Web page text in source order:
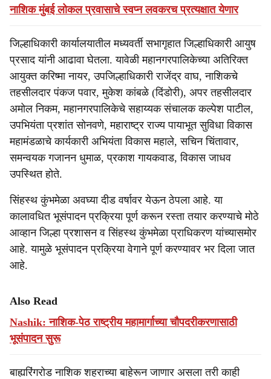
नाशिक मुंबई लोकल प्रवासाचे स्वप्न लवकरच प्रत्यक्षात येणार
जिल्हाधिकारी कार्यालयातील मध्यवर्ती सभागृहात जिल्हाधिकारी आयुष
प्रसाद यांनी आढावा घेतला. यावेळी महानगरपालिकेच्या अतिरिक्त
आयुक्त करिष्मा नायर, उपजिल्हाधिकारी राजेंद्र वाघ, नाशिकचे
तहसीलदार पंकज पवार, मुकेश कांबळे (दिंडोरी), अपर तहसीलदार
अमोल निकम, महानगरपालिकेचे सहाय्यक संचालक कल्पेश पाटील,
उपभियंता प्रशांत सोनवणे, महाराष्ट्र राज्य पायाभूत सुविधा विकास
महामंडळाचे कार्यकारी अभियंता विकास महाले, सचिन चिंतावार,
समन्वयक गजानन धुमाळ, प्रकाश गायकवाड, विकास जाधव
उपस्थित होते.
सिंहस्थ कुंभमेळा अवघ्या दीड वर्षावर येऊन ठेपला आहे. या
कालावधित भूसंपादन प्रक्रिया पूर्ण करून रस्ता तयार करण्याचे मोठे
आव्हान जिल्हा प्रशासन व सिंहस्थ कुंभमेळा प्राधिकरण यांच्यासमोर
आहे. यामुळे भूसंपादन प्रक्रिया वेगाने पूर्ण करण्यावर भर दिला जात
आहे.
Also Read
Nashik: नाशिक-पेठ राष्ट्रीय महामार्गाच्या चौपदरीकरणासाठी
भूसंपादन सुरू
बाह्यरिंगरोड नाशिक शहराच्या बाहेरून जाणार असला तरी काही